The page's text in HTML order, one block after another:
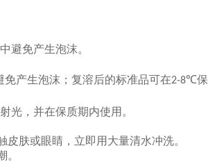
避免产生泡沫。
产生泡沫；复溶后的标准品可在2-8℃保
光，并在保质期内使用。
肤或眼睛，立即用大量清水冲洗。